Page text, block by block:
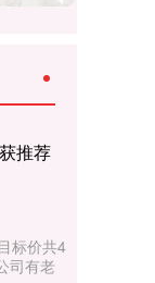
推荐
标价共4
司有老